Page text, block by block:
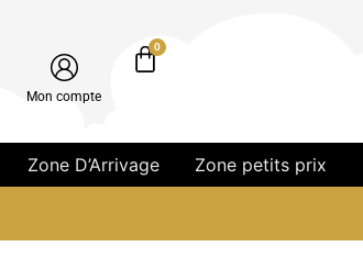
Mon compte
0
Zone D’Arrivage Zone petits prix